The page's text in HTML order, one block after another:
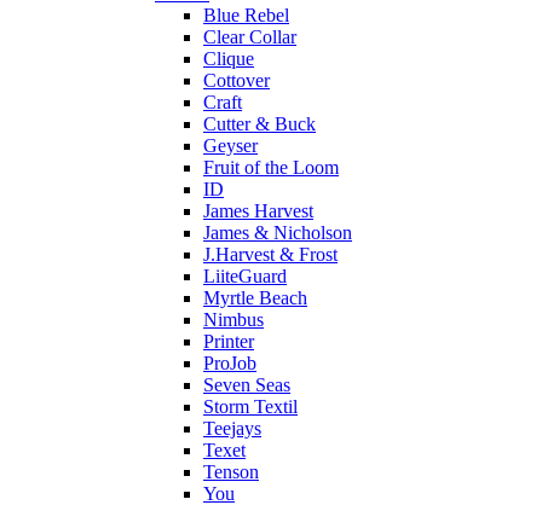
Blue Rebel
Clear Collar
Clique
Cottover
Craft
Cutter & Buck
Geyser
Fruit of the Loom
ID
James Harvest
James & Nicholson
J.Harvest & Frost
LiiteGuard
Myrtle Beach
Nimbus
Printer
ProJob
Seven Seas
Storm Textil
Teejays
Texet
Tenson
You